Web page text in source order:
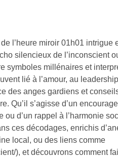
l’heure miroir 01h01 intrigue
silencieux de l’inconscient
symboles millénaires et
lié à l’amour, au
des anges gardiens et
Qu’il s’agisse d’un
d’un rappel à l’harmonie
ces décodages, enrichis
local, ou des liens comme
), et découvrons comment